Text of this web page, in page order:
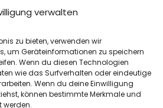
verwalten
zu bieten, verwenden wir
um Geräteinformationen zu speichern
Wenn du diesen Technologien
wie das Surfverhalten oder eindeutige
Wenn du deine Einwilligung
können bestimmte Merkmale und
werden.